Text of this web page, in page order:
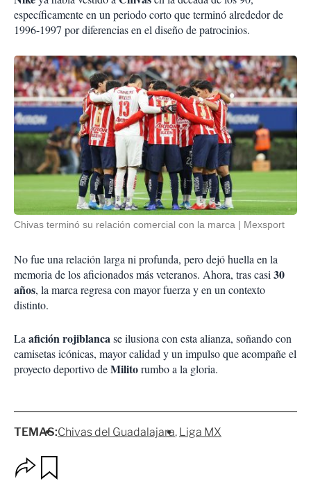
específicamente en un periodo corto que terminó alrededor de
1996-1997 por diferencias en el diseño de patrocinios.
Chivas terminó su relación comercial con la marca Mexsport
No fue una relación larga ni profunda, pero dejó huella en la
memoria de los aficionados más veteranos. Ahora, tras casi30
años, la marca regresa con mayor fuerza y en un contexto
distinto.
Laafición rojiblancase ilusiona con esta alianza, soñando con
camisetas icónicas, mayor calidad y un impulso que acompañe el
proyecto deportivo deMilitorumbo a la gloria.
TEMAS:Chivas del Guadalajara Liga MX